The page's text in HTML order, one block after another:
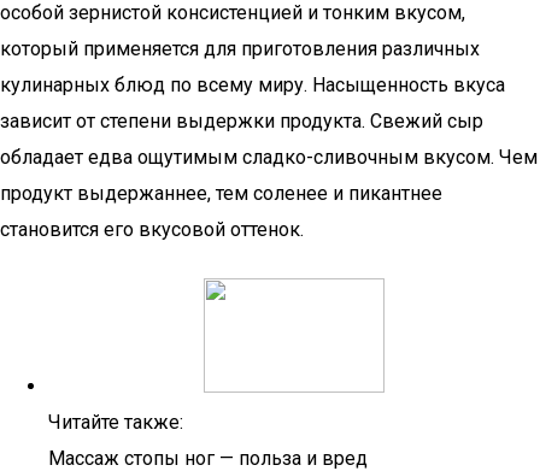
особой зернистой консистенцией и тонким вкусом,
который применяется для приготовления различных
кулинарных блюд по всему миру. Насыщенность вкуса
зависит от степени выдержки продукта. Свежий сыр
обладает едва ощутимым сладко-сливочным вкусом. Чем
продукт выдержаннее, тем соленее и пикантнее
становится его вкусовой оттенок.
Читайте также:
Массаж стопы ног — польза и вред